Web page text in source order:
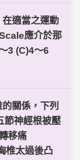
適當之運動
應介於那
3 (C)4～6
關係，下列
節神經根被壓
移痛
椎太過後凸